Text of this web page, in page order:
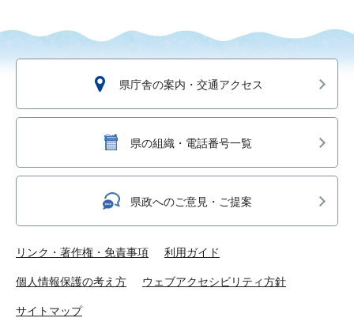
県庁舎の案内・交通アクセス
県の組織・電話番号一覧
県政へのご意見・ご提案
リンク・著作権・免責事項 利用ガイド
個人情報保護の考え方 ウェブアクセシビリティ方針
サイトマップ